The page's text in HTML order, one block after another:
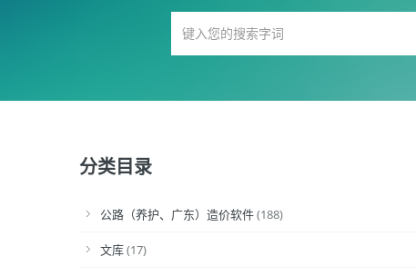
分类目录
公路（养护、广东）造价软件(188)
文库(17)